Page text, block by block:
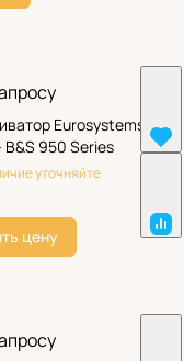
Eurosystems Z-
B&S 950 Series
уточняйте
цену